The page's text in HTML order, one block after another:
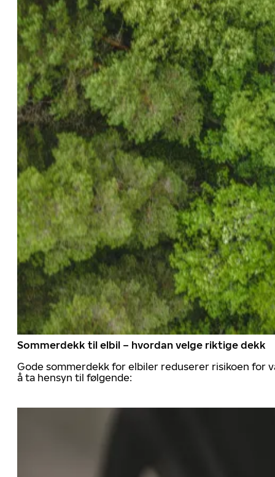
Sommerdekk til elbil – hvordan velge riktige dekk
Gode sommerdekk for elbiler reduserer risikoen for
å ta hensyn til følgende: